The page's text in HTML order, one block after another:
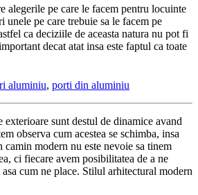
alegerile pe care le facem pentru locuinte
unele pe care trebuie sa le facem pe
ca deciziile de aceasta natura nu pot fi
decat atat insa este faptul ca toate
aluminiu, porti din aluminiu
exterioare sunt destul de dinamice avand
observa cum acestea se schimba, insa
camin modern nu este nevoie sa tinem
ci fiecare avem posibilitatea de a ne
cum ne place. Stilul arhitectural modern